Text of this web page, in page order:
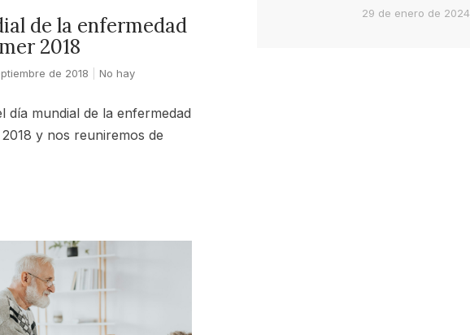
de la enfermedad
2018
de 2018
No hay
día mundial de la enfermedad
y nos reuniremos de
29 de enero de 2024